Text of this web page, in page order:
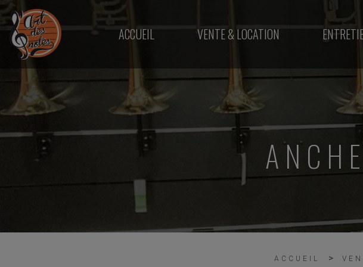
ACCUEIL VENTE & LOCATION
ACCUEIL